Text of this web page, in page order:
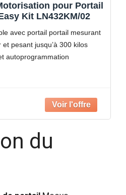
pour Portail
Kit LN432KM/02
avec portail portail mesurant
et pesant jusqu’à 300 kilos
autoprogrammation
du